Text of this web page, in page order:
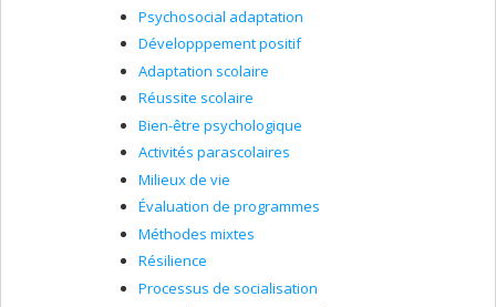
Psychosocial adaptation
Développpement positif
Adaptation scolaire
Réussite scolaire
Bien-être psychologique
Activités parascolaires
Milieux de vie
Évaluation de programmes
Méthodes mixtes
Résilience
Processus de socialisation